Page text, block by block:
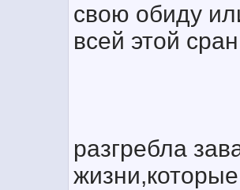
свою обиду
всей этой
разгребла